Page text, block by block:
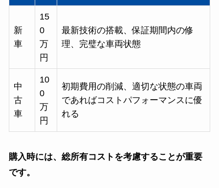
新
車
15
0
万
円
最新技術の搭載、保証期間内の修
理、完璧な車両状態
中
古
車
10
0
万
円
初期費用の削減、適切な状態の車両
であればコストパフォーマンスに優
れる
購入時には、総所有コストを考慮することが重要
です。